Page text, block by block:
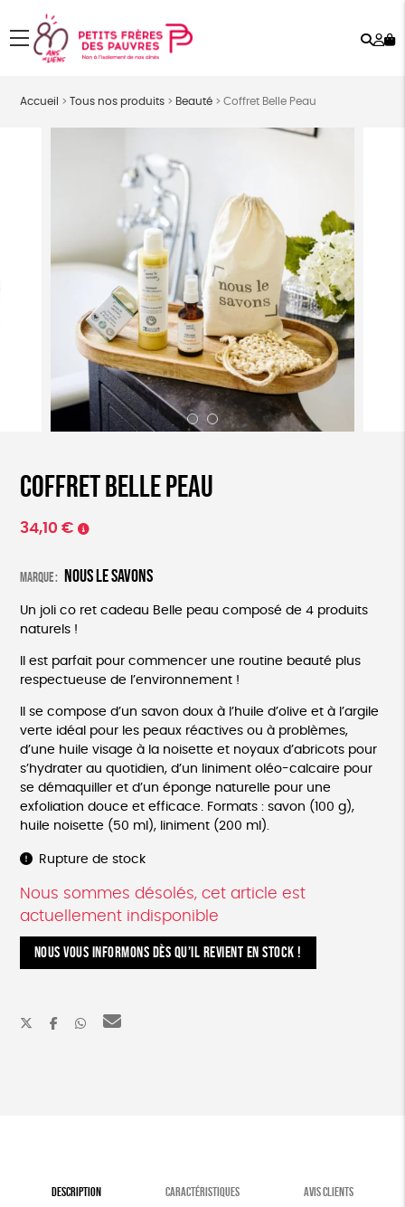
menu
Accueil > Tous nos produits> Beauté> Coffret Belle Peau
Coffret Belle Peau
34,10 €
Marque : Nous le savons
Un joli co ret cadeau Belle peau composé de 4 produits
naturels !
Il est parfait pour commencer une routine beauté plus
respectueuse de l’environnement !
Il se compose d’un savon doux à l’huile d’olive et à l’argile
verte idéal pour les peaux réactives ou à problèmes,
d’une huile visage à la noisette et noyaux d’abricots pour
s’hydrater au quotidien, d’un liniment oléo-calcaire pour
se démaquiller et d’un éponge naturelle pour une
exfoliation douce et efficace. Formats : savon (100 g),
huile noisette (50 ml), liniment (200 ml).
Rupture de stock
Nous sommes désolés, cet article est
actuellement indisponible
NOUS VOUS INFORMONS DÈS QU’IL REVIENT EN STOCK !
DESCRIPTION CARACTÉRISTIQUES AVIS CLIENTS